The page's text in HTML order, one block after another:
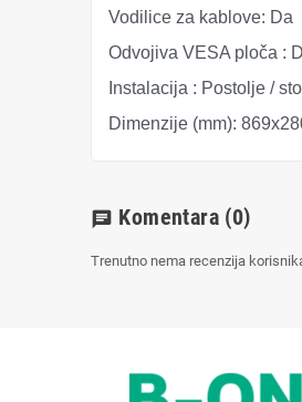
Vodilice za kablove: Da
Odvojiva VESA ploča :
Instalacija : Postolje / stol
Dimenzije (mm):
chat Komentara (0)
Trenutno nema recenzija